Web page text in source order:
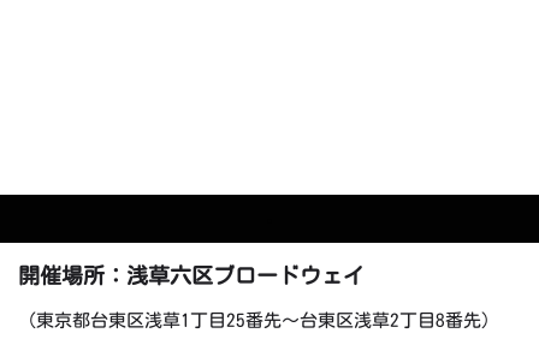
開催場所：浅草六区ブロードウェイ
（東京都台東区浅草1丁目25番先～台東区浅草2丁目8番先）